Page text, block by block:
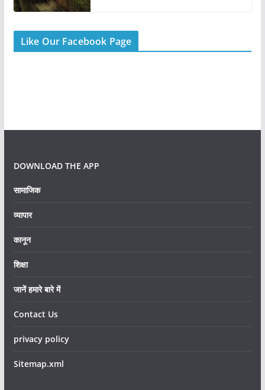
Like Our Facebook Page
DOWNLOAD THE APP
सामाजिक
व्यापार
कानून
शिक्षा
जानें हमारे बारे में
Contact Us
privacy policy
Sitemap.xml